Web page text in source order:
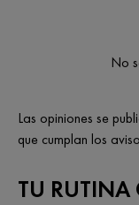
No
Las opiniones se
que cumplan los
TU RUTINA